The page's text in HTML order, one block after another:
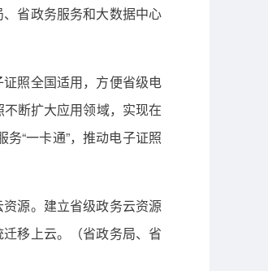
省政务服务和大数据中心
照全国适用，方便省级电
断扩大应用领域，实现在
“一卡通”，推动电子证照
源。建立省级政务云资源
移上云。（省政务局、省